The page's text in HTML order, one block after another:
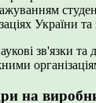
України та
зв'язки та
на